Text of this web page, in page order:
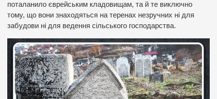
поталанило єврейським кладовищам, та й те виключно
тому, що вони знаходяться на теренах незручних ні для
забудови ні для ведення сільського господарства.